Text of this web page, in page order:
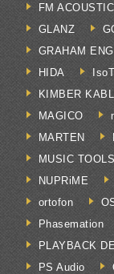
FM
GLANZ
GRAHAM
HIDA
KIMBER
MAGICO
MARTEN
MUSIC TOOLS
NUPRiME
ortofon
Phasemation
PLAYBACK
PS Audio